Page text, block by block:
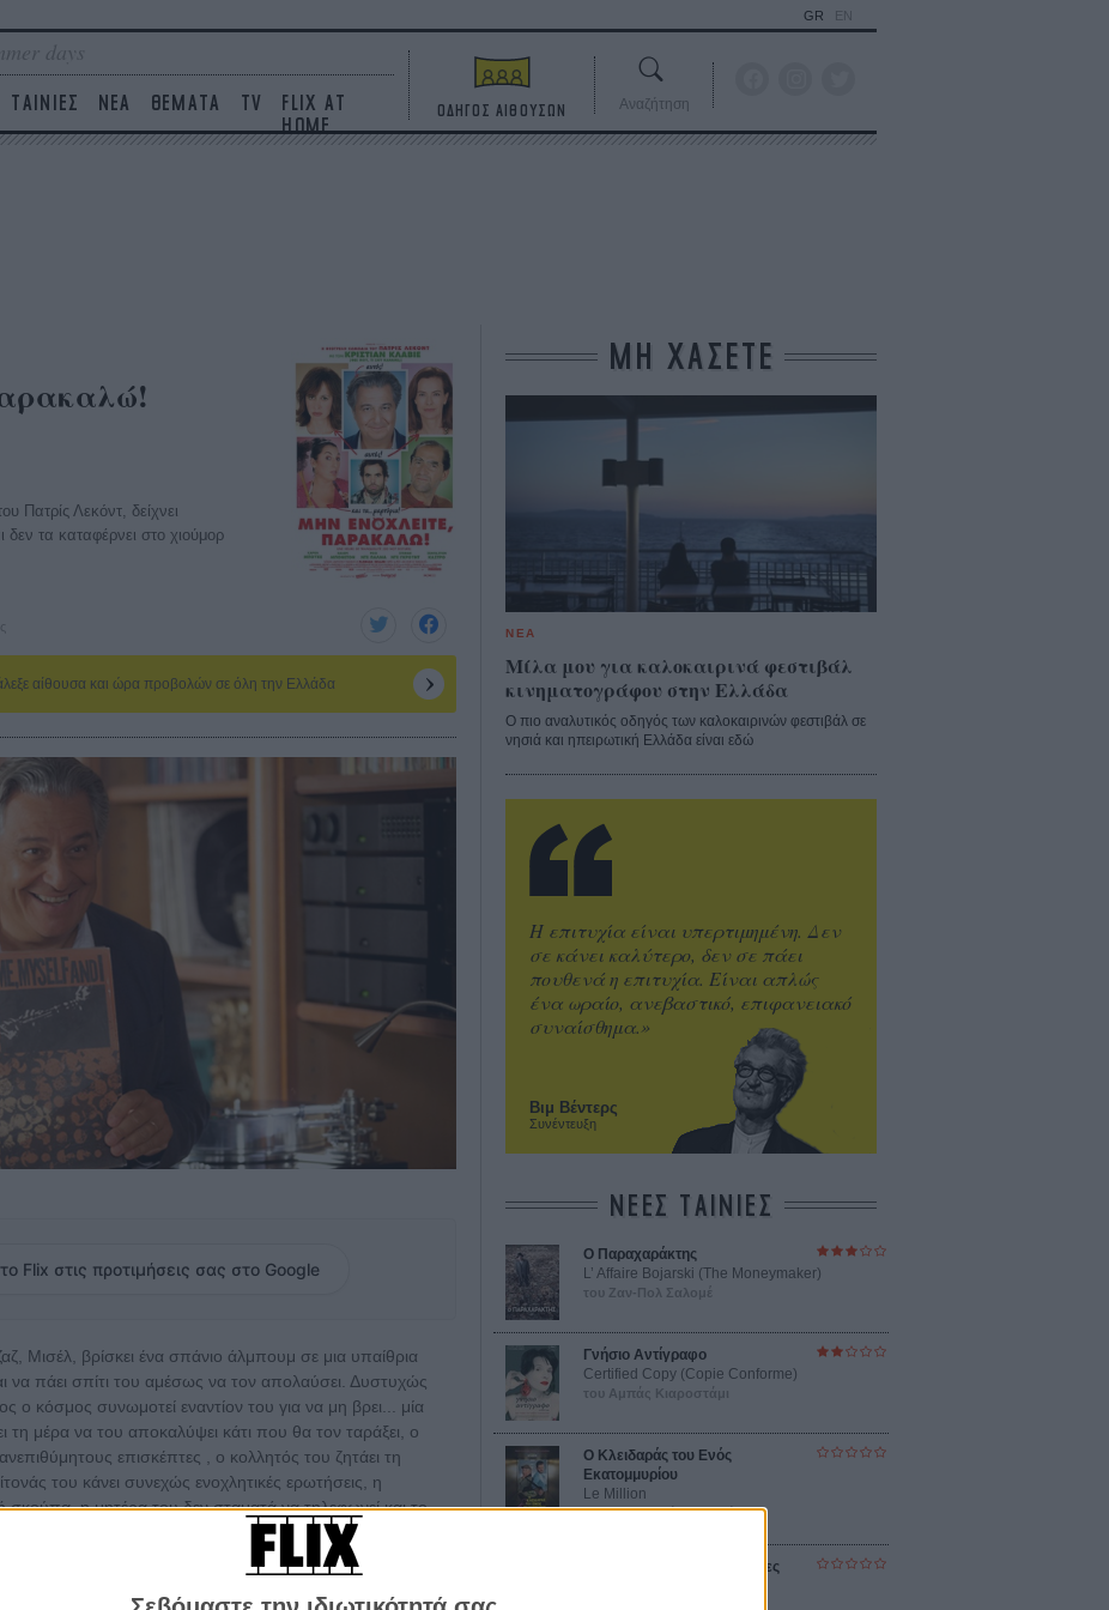
days
ΤΑΙΝΙΕΣ ΝΕΑ ΘΕΜΑΤΑ TV
FLIX AT
HOME
GR EN
ΟΔΗΓΟΣ ΑΙΘΟΥΣΩΝ Αναζήτηση
Πατρίς Λεκόντ, δείχνει
δεν τα καταφέρνει στο χιούμορ
αίθουσα και ώρα προβολών σε όλη την Ελλάδα
Flix στις προτιμήσεις σας στο Google
Μισέλ, βρίσκει ένα σπάνιο άλμπουμ σε μια υπαίθρια
να πάει σπίτι του αμέσως να τον απολαύσει. Δυστυχώς
ο κόσμος συνωμοτεί εναντίον του για να μη βρει... μία
τη μέρα να του αποκαλύψει κάτι που θα τον ταράξει, ο
επισκέπτες , ο κολλητός του ζητάει τη
του κάνει συνεχώς ενοχλητικές ερωτήσεις, η
σκούπα, η μητέρα του δεν σταματά να τηλεφωνεί και το
θέλει να αποκαλύψει τη μεγάλη της ενοχή. Αν σε αυτά
να γίνουν στα υδραυλικά του σπιτιού από εργάτες με τους
η απαίτηση των κατοίκων της πολυκατοικίας να γίνει
ΜΗ ΧΑΣΕΤΕ
ΝΕΑ
Μίλα μου για καλοκαιρινά φεστιβάλ
κινηματογράφου στην Ελλάδα
Ο πιο αναλυτικός οδηγός των καλοκαιρινών φεστιβάλ σε
νησιά και ηπειρωτική Ελλάδα είναι εδώ
Βιμ Βέντερς
Συνέντευξη
Η επιτυχία είναι υπερτιμημένη. Δεν
σε κάνει καλύτερο, δεν σε πάει
πουθενά η επιτυχία. Είναι απλώς
ένα ωραίο, ανεβαστικό, επιφανειακό
συναίσθημα.»
ΝΕΕΣ ΤΑΙΝΙΕΣ
Ο Παραχαράκτης
L’ Affaire Bojarski (The Moneymaker)
του Ζαν-Πολ Σαλομέ
Γνήσιο Αντίγραφο
Certified Copy (Copie Conforme)
του Αμπάς Κιαροστάμι
Ο Κλειδαράς του Ενός
Εκατομμυρίου
Le Million
του Γκρεγκουάρ Βινιερόν
Αυτό που Ξέρουν οι Γυναίκες